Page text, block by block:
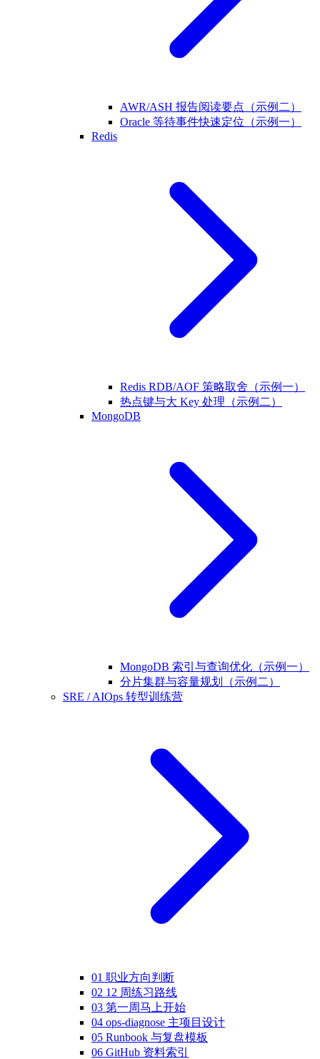
AWR/ASH 报告阅读要点（示例二）
Oracle 等待事件快速定位（示例一）
Redis
Redis RDB/AOF 策略取舍（示例一）
热点键与大 Key 处理（示例二）
MongoDB
MongoDB 索引与查询优化（示例一）
分片集群与容量规划（示例二）
SRE / AIOps 转型训练营
01 职业方向判断
02 12 周练习路线
03 第一周马上开始
04 ops-diagnose 主项目设计
05 Runbook 与复盘模板
06 GitHub 资料索引